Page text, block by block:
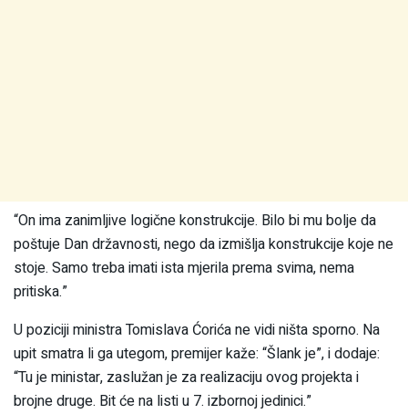
“On ima zanimljive logične konstrukcije. Bilo bi mu bolje da
poštuje Dan državnosti, nego da izmišlja konstrukcije koje ne
stoje. Samo treba imati ista mjerila prema svima, nema
pritiska.”
U poziciji ministra Tomislava Ćorića ne vidi ništa sporno. Na
upit smatra li ga utegom, premijer kaže: “Šlank je”, i dodaje:
“Tu je ministar, zaslužan je za realizaciju ovog projekta i
brojne druge. Bit će na listi u 7. izbornoj jedinici.”